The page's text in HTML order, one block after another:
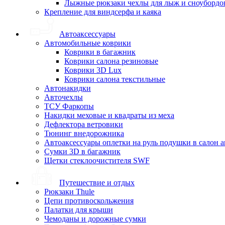
Лыжные рюкзаки чехлы для лыж и
Крепление для виндсерфа и каяка
Автоаксессуары
Автомобильные коврики
Коврики в багажник
Коврики салона резиновые
Коврики 3D Lux
Коврики салона текстильные
Автонакидки
Авточехлы
ТСУ Фаркопы
Накидки меховые и квадраты из меха
Дефлектора ветровики
Тюнинг внедорожника
Автоаксессуары оплетки на руль подушки в салон
Сумки 3D в багажник
Щетки стеклоочистителя SWF
Путешествие и отдых
Рюкзаки Thule
Цепи противоскольжения
Палатки для крыши
Чемоданы и дорожные сумки